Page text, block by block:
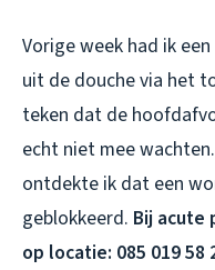
Vorige week had ik
uit de douche via het
teken dat de
echt niet mee
ontdekte ik dat een
geblokkeerd. Bij acute
op locatie: 085 019 58